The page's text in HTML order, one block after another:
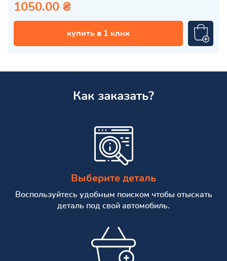
1050.00 ₴
купить в 1 клик
Как заказать?
Выберите деталь
Воспользуйтесь удобным поиском чтобы отыскать
деталь под свой автомобиль.